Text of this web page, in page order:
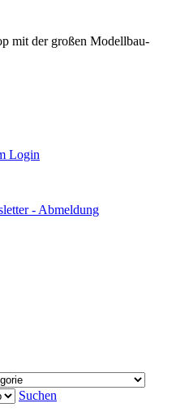
mit der großen Modellbau-
Login
- Abmeldung
Suchen